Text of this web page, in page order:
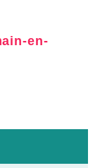
en-